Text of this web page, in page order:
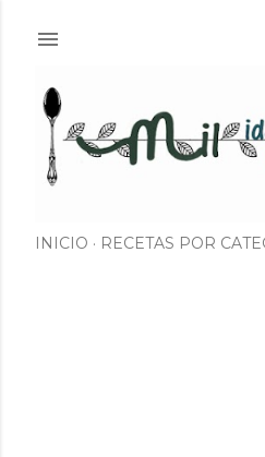
INICIO RECETAS POR